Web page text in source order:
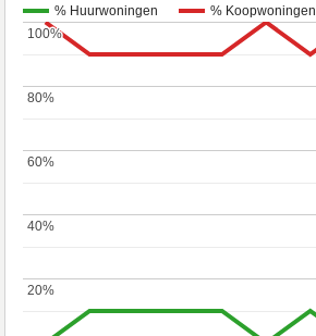
% Huurwoningen % Koopwoningen
20%
20%
40%
40%
60%
60%
80%
80%
100%
100%